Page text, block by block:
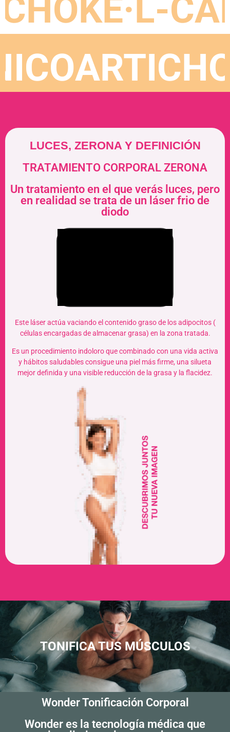
LUCES, ZERONA Y DEFINICIÓN
TRATAMIENTO CORPORAL ZERONA
Un tratamiento en el que verás luces, pero
en realidad se trata de un láser frio de
diodo
Este láser actúa vaciando el contenido graso de los adipocitos (
células encargadas de almacenar grasa) en la zona tratada.
Es un procedimiento indoloro que combinado con una vida activa
y hábitos saludables consigue una piel más firme, una silueta
mejor definida y una visible reducción de la grasa y la flacidez.
TONIFICA TUS MÚSCULOS
Wonder Tonificación Corporal
Wonder es la tecnología médica que